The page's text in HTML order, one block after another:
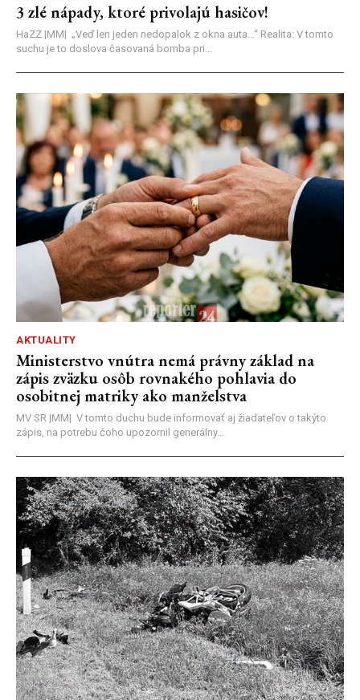
3 zlé nápady, ktoré privolajú hasičov!
HaZZ |MM| ​„Veď len jeden nedopalok z okna auta...“ ​Realita: V tomto
suchu je to doslova časovaná bomba pri...
AKTUALITY
Ministerstvo vnútra nemá právny základ na
zápis zväzku osôb rovnakého pohlavia do
osobitnej matriky ako manželstva
MV SR |MM| V tomto duchu bude informovať aj žiadateľov o takýto
zápis, na potrebu čoho upozornil generálny...